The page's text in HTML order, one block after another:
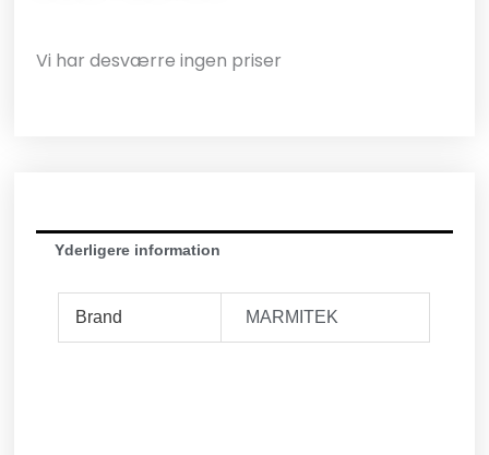
Vi har desværre ingen priser
Yderligere information
Brand MARMITEK